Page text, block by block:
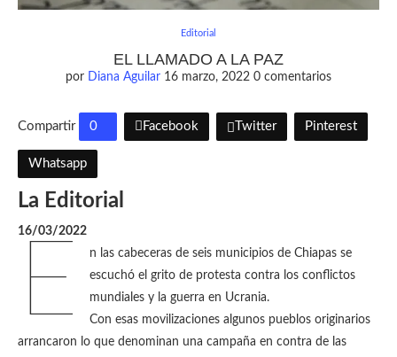
Editorial
EL LLAMADO A LA PAZ
por Diana Aguilar 16 marzo, 2022 0 comentarios
Compartir 0 Facebook Twitter Pinterest
Whatsapp
La Editorial
16/03/2022
E
n las cabeceras de seis municipios de Chiapas se
escuchó el grito de protesta contra los conflictos
mundiales y la guerra en Ucrania.
Con esas movilizaciones algunos pueblos originarios
arrancaron lo que denominan una campaña en contra de las